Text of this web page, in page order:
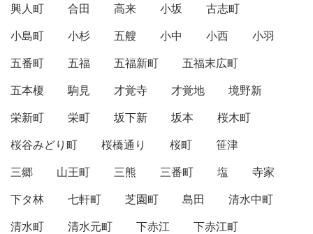
興人町
合田 高来 小坂
古志町
小島町
小杉 五艘 小中 小西
小羽
五番町
五福 五福新町
五福末広町
五本榎
駒見 才覚寺 才覚地
境野新
栄新町
栄町 坂下新 坂本
桜木町
桜谷みどり町
桜橋通り 桜町
笹津
三郷
山王町 三熊 三番町 塩
寺家
下タ林
七軒町 芝園町 島田
清水中町
清水町
清水元町 下赤江
下赤江町